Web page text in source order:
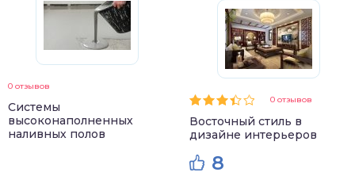
0 отзывов
Системы
высоконаполненных
наливных полов
0 отзывов
Восточный стиль в
дизайне интерьеров
8